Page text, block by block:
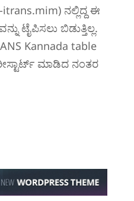
ನಲ್ಲಿದ್ದ ಈ
ಟೈಪಿಸಲು ಬಿಡುತ್ತಿಲ್ಲ.
Kannada table
ಮಾಡಿದ ನಂತರ